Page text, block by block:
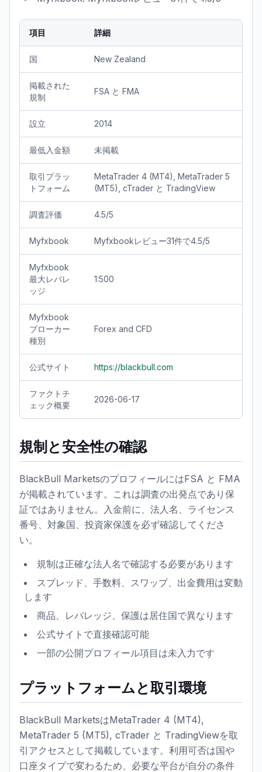
項目 詳細
国 New Zealand
掲載された
規制
FSA と FMA
設立 2014
最低入金額 未掲載
取引プラッ
トフォーム
MetaTrader 4 (MT4), MetaTrader 5
(MT5), cTrader と TradingView
調査評価 4.5/5
Myfxbook Myfxbookレビュー31件で4.5/5
Myfxbook
最大レバレ
ッジ
1:500
Myfxbook
ブローカー
種別
Forex and CFD
公式サイト https://blackbull.com
ファクトチ
ェック概要
2026-06-17
規制と安全性の確認
BlackBull MarketsのプロフィールにはFSA と FMA
が掲載されています。これは調査の出発点であり保
証ではありません。入金前に、法人名、ライセンス
番号、対象国、投資家保護を必ず確認してくださ
い。
規制は正確な法人名で確認する必要があります
スプレッド、手数料、スワップ、出金費用は変動
します
商品、レバレッジ、保護は居住国で異なります
公式サイトで直接確認可能
一部の公開プロフィール項目は未入力です
プラットフォームと取引環境
BlackBull MarketsはMetaTrader 4 (MT4),
MetaTrader 5 (MT5), cTrader と TradingViewを取
引アクセスとして掲載しています。利用可否は国や
口座タイプで変わるため、必要な平台が自分の条件